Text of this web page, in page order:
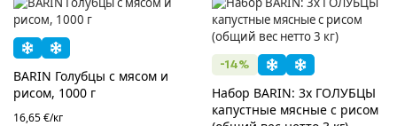
BARIN Голубцы с мясом и
рисом, 1000 г
16,65 €/кг
-14%
Набор BARIN: 3х ГОЛУБЦЫ
капустные мясные с рисом